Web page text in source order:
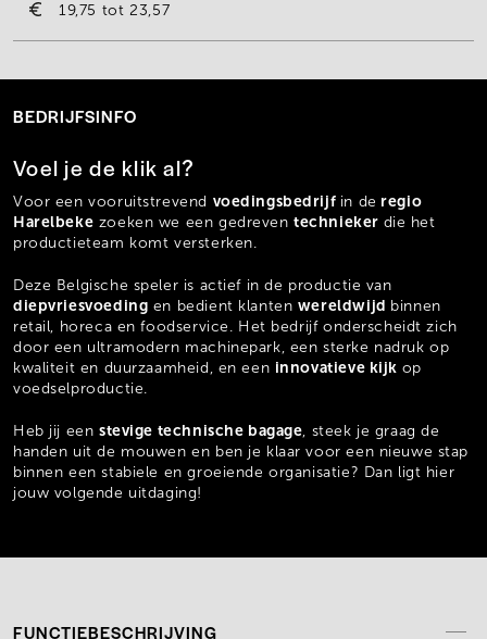
19,75 23,57
BEDRIJFSINFO
Voel je de klik al?
Voor een vooruitstrevend voedingsbedrijf in de regio
Harelbeke zoeken we een gedreventechnieker die het
productieteam komt versterken.
Deze Belgische speler is actief in de productie van
diepvriesvoeding en bedient klanten wereldwijd binnen
retail, horeca en foodservice. Het bedrijf onderscheidt zich
door een ultramodern machinepark, een sterke nadruk op
kwaliteit en duurzaamheid, en een innovatieve kijk op
voedselproductie.
Heb jij een stevige technische bagage , steek je graag de
handen uit de mouwen en ben je klaar voor een nieuwe stap
binnen een stabiele en groeiende organisatie? Dan ligt hier
jouw volgende uitdaging!
FUNCTIEBESCHRIJVING